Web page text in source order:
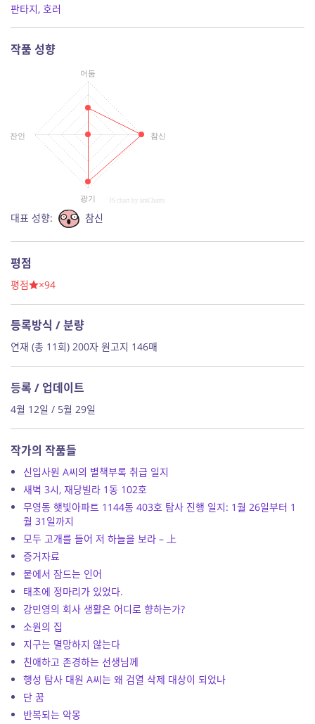
판타지, 호러
작품 성향
어둠
참신
광기
잔인
JS chart by amCharts
대표 성향: 참신
평점
평점 ×94
등록방식 / 분량
연재 (총 11회) 200자 원고지 146매
등록 / 업데이트
4월 12일 / 5월 29일
작가의 작품들
신입사원 A씨의 별책부록 취급 일지
새벽 3시, 재당빌라 1동 102호
무영동 햇빛아파트 1144동 403호 탐사 진행 일지: 1월 26일부터 1
월 31일까지
모두 고개를 들어 저 하늘을 보라 – 上
증거자료
뭍에서 잠드는 인어
태초에 정마리가 있었다.
강민영의 회사 생활은 어디로 향하는가?
소원의 집
지구는 멸망하지 않는다
친애하고 존경하는 선생님께
행성 탐사 대원 A씨는 왜 검열 삭제 대상이 되었나
단 꿈
반복되는 악몽